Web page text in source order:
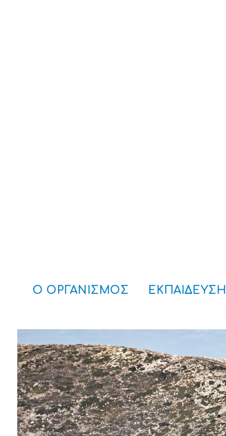
Ο ΟΡΓΑΝΙΣΜΟΣ ΕΚΠΑΙΔΕΥΣΗ